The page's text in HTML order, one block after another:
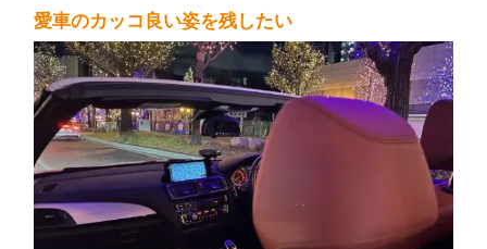
愛車のカッコ良い姿を残したい